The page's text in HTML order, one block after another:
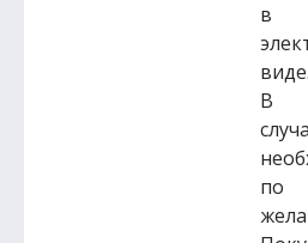
в
виде.
В
по